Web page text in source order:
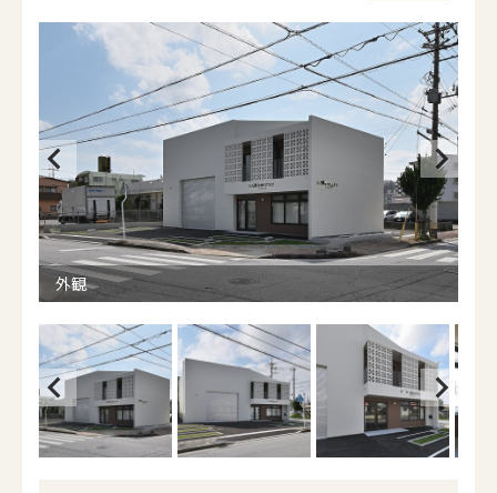
外観
Prev
ious
Next
Prev
ious
Next